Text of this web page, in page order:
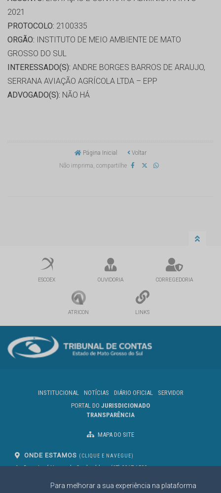
Para melhorar a sua experiência na plataforma
2021
PROTOCOLO: 2100335
ORGÃO: INSTITUTO DE MEIO AMBIENTE DE MATO
GROSSO DO SUL
INTERESSADO(S): ANDRE BORGES BARROS DE ARAUJO,
SERRANA AVIAÇÃO AGRÍCOLA LTDA – EPP
ADVOGADO(S): NÃO HÁ
Página Inicial
Voltar
Não imprima, compartilhe
ESCOEX OUVIDORIA CORREGEDORIA
ATRICON LINKS
INSTITUCIONAL NOTÍCIAS DIÁRIO OFICIAL
SERVIDOR
PORTAL DO JURISDICIONADO
TRANSPARÊNCIA
MAPA DO SITE
ONDE ESTAMOS (CLIQUE E NAVEGUE)
Av. Des. José Nunes da Cunha, bloco
Campo Grande/MS
(67) 3317-1500